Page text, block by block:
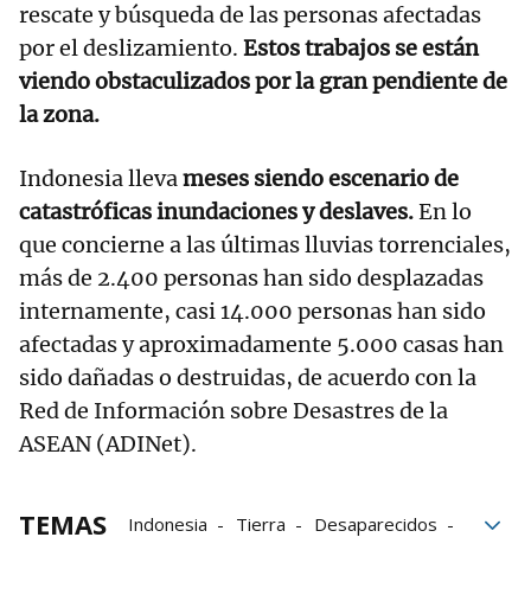
rescate y búsqueda de las personas afectadas
por el deslizamiento. Estos trabajos se están
viendo obstaculizados por la gran pendiente de
la zona.
Indonesia llevameses siendo escenario de
catastróficas inundaciones y deslaves.En lo
que concierne a las últimas lluvias torrenciales,
más de 2.400 personas han sido desplazadas
internamente, casi 14.000 personas han sido
afectadas y aproximadamente 5.000 casas han
sido dañadas o destruidas, de acuerdo con la
Red de Información sobre Desastres de la
ASEAN (ADINet).
TEMAS Indonesia Tierra
Desaparecidos